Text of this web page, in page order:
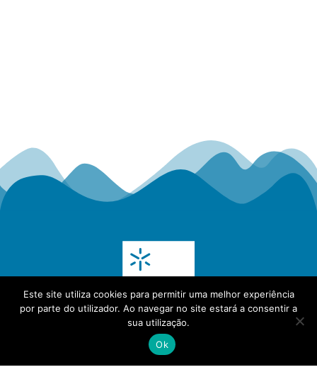
Este site utiliza cookies para permitir uma melhor experiência
por parte do utilizador. Ao navegar no site estará a consentir a
sua utilização.
Ok